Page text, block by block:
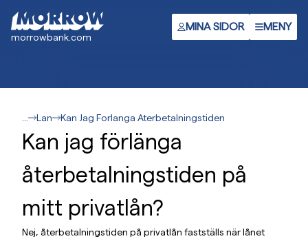
huvudinnehåll
morrowbank.com
MINA SIDOR MENY
Lan Kan Jag Forlanga Aterbetalningstiden
Kan jag förlänga
återbetalningstiden på
mitt privatlån?
Nej, återbetalningstiden på privatlån fastställs när lånet